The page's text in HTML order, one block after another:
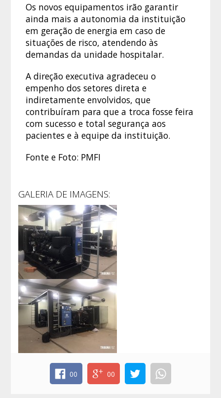
Os novos equipamentos irão garantir
ainda mais a autonomia da instituição
em geração de energia em caso de
situações de risco, atendendo às
demandas da unidade hospitalar.
A direção executiva agradeceu o
empenho dos setores direta e
indiretamente envolvidos, que
contribuíram para que a troca fosse feira
com sucesso e total segurança aos
pacientes e à equipe da instituição.
Fonte e Foto: PMFI
GALERIA DE IMAGENS:
00 00